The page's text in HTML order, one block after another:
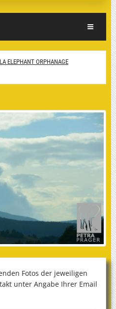
Toggle
ELEPHANT ORPHANAGE
Fotos der jeweiligen
unter Angabe Ihrer Email